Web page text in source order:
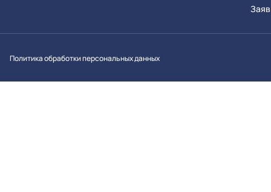
Политика обработки персональных данных